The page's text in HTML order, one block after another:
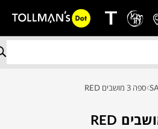
ספה 3 מושבים RED